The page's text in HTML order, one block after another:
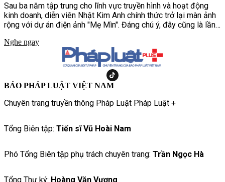
Sau ba năm tập trung cho lĩnh vực truyền hình và hoạt động
kinh doanh, diễn viên Nhật Kim Anh chính thức trở lại màn ảnh
rộng với dự án điện ảnh "Mẹ Mìn". Đáng chú ý, đây cũng là lần
kém cô 13 tuổi. Dù không vào vai cặp đôi, sự kết hợp giữa hai
gương mặt thuộc hai thế hệ diễn viên vẫn nhanh chóng thu hút
sự quan tâm của khán giả ngay từ những hình ảnh đầu tiên
Nghe ngay
BÁO PHÁP LUẬT VIỆT NAM
Chuyên trang truyền thông Pháp Luật Pháp Luật +
Tổng Biên tập: Tiến sĩ Vũ Hoài Nam
Phó Tổng Biên tập phụ trách chuyên trang: Trần Ngọc Hà
Tổng Thư ký: Hoàng Văn Vượng